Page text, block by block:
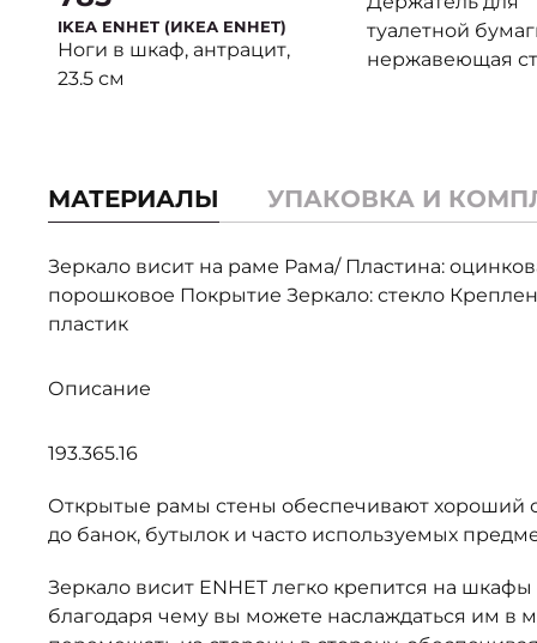
IKEA ENHET (ИКЕА ENHET)
Ноги в шкаф, антрацит,
23.5 см
БРОГРУНД)
туалетной
нержавеющая
МАТЕРИАЛЫ УПАКОВКА И
Зеркало висит на раме Рама/ Пластина:
порошковое Покрытие Зеркало: стекло
пластик
Описание
193.365.16
Открытые рамы стены обеспечивают хороший
до банок, бутылок и часто используемых
Зеркало висит ENHET легко крепится на
благодаря чему вы можете наслаждаться им в